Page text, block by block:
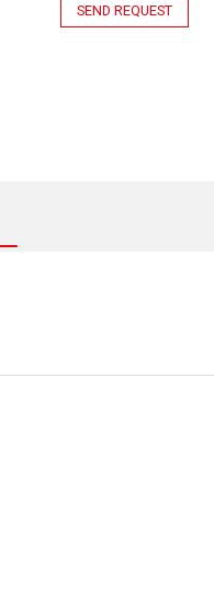
SEND REQUEST